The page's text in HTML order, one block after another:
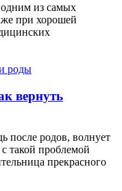
из самых
при хорошей
роды
вернуть
после родов, волнует
такой проблемой
прекрасного